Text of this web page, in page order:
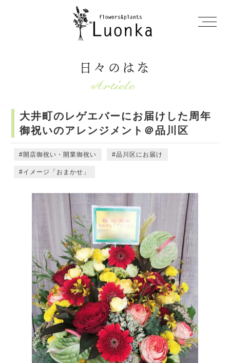
日々のはな
大井町のレゲエバーにお届けした周年
御祝いのアレンジメント＠品川区
開店御祝い・開業御祝い 品川区にお届け
イメージ「おまかせ」